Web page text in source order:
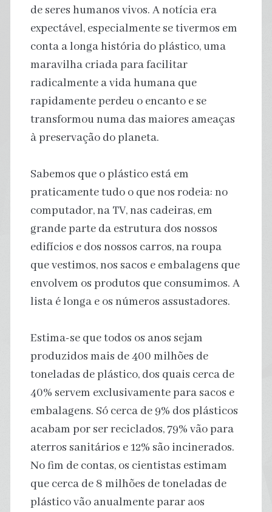
de seres humanos vivos. A notícia era
expectável, especialmente se tivermos em
conta a longa história do plástico, uma
maravilha criada para facilitar
radicalmente a vida humana que
rapidamente perdeu o encanto e se
transformou numa das maiores ameaças
à preservação do planeta.
Sabemos que o plástico está em
praticamente tudo o que nos rodeia: no
computador, na TV, nas cadeiras, em
grande parte da estrutura dos nossos
edifícios e dos nossos carros, na roupa
que vestimos, nos sacos e embalagens que
envolvem os produtos que consumimos. A
lista é longa e os números assustadores.
Estima-se que todos os anos sejam
produzidos mais de 400 milhões de
toneladas de plástico, dos quais cerca de
40% servem exclusivamente para sacos e
embalagens. Só cerca de 9% dos plásticos
acabam por ser reciclados, 79% vão para
aterros sanitários e 12% são incinerados.
No fim de contas, os cientistas estimam
que cerca de 8 milhões de toneladas de
plástico vão anualmente parar aos